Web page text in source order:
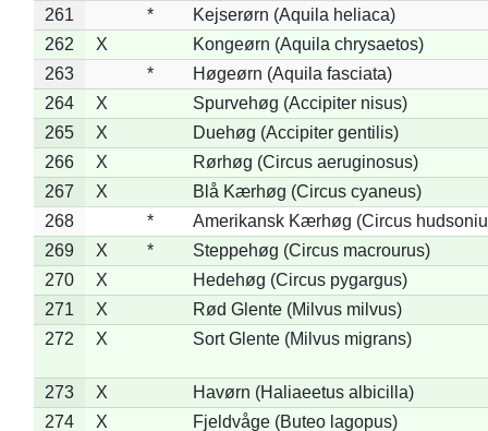
261
*
Kejserørn (Aquila heliaca)
262
X
Kongeørn (Aquila chrysaetos)
263
*
Høgeørn (Aquila fasciata)
264
X
Spurvehøg (Accipiter nisus)
265
X
Duehøg (Accipiter gentilis)
266
X
Rørhøg (Circus aeruginosus)
267
X
Blå Kærhøg (Circus cyaneus)
268
*
Amerikansk Kærhøg (Circus
269
X *
Steppehøg (Circus macrourus)
270
X
Hedehøg (Circus pygargus)
271
X
Rød Glente (Milvus milvus)
272
X Sort Glente (Milvus migrans)
273 X
Havørn (Haliaeetus albicilla)
274
X
Fjeldvåge (Buteo lagopus)